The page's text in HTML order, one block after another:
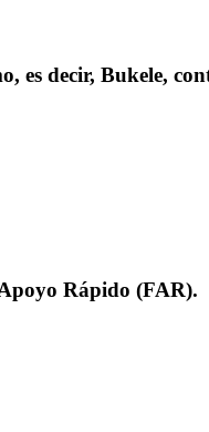
es decir, Bukele,
Rápido (FAR).